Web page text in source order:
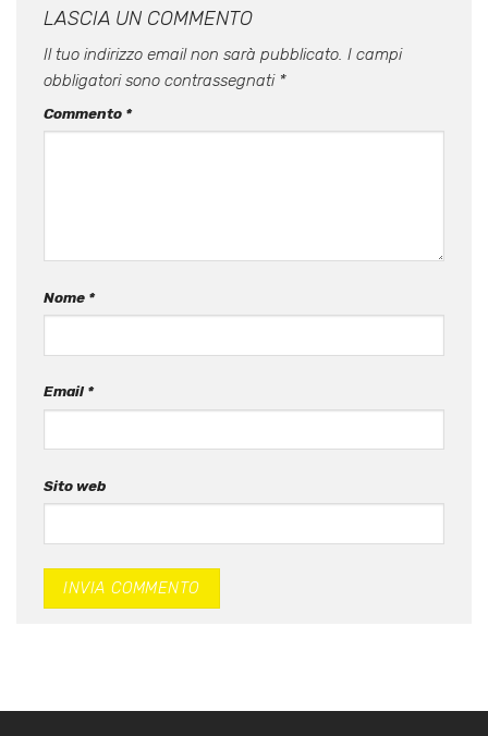
LASCIA UN COMMENTO
Il tuo indirizzo email non sarà pubblicato. I campi
obbligatori sono contrassegnati *
Commento *
Nome *
Email*
Sito web